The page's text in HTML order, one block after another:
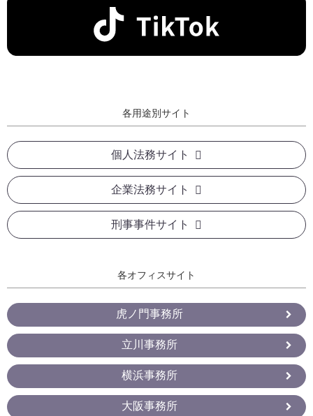
各用途別サイト
個人法務サイト
企業法務サイト
刑事事件サイト
各オフィスサイト
虎ノ門事務所
立川事務所
横浜事務所
大阪事務所